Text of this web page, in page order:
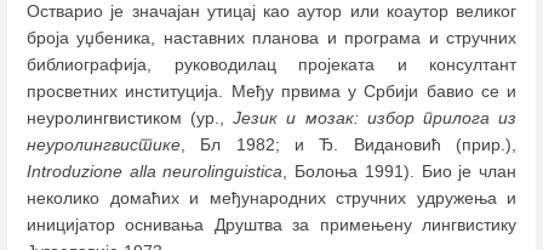
Остварио је значајан утицај као аутор или коаутор великог
броја уџбеника, наставних планова и програма и стручних
библиографија, руководилац пројеката и консултант
просветних институција. Међу првима у Србији бавио се и
неуролингвистиком (ур.,Језик и мозак: избор прилога из
неуролингвистике, Бл 1982; и Ђ. Видановић (прир.),
Introduzione alla neurolinguistica, Болоња 1991). Био је члан
неколико домаћих и међународних стручних удружења и
иницијатор оснивања Друштва за примењену лингвистику